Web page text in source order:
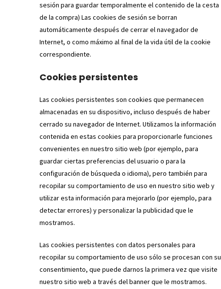
sesión para guardar temporalmente el contenido de la cesta
de la compra) Las cookies de sesión se borran
automáticamente después de cerrar el navegador de
Internet, o como máximo al final de la vida útil de la cookie
correspondiente.
Cookies persistentes
Las cookies persistentes son cookies que permanecen
almacenadas en su dispositivo, incluso después de haber
cerrado su navegador de Internet. Utilizamos la información
contenida en estas cookies para proporcionarle funciones
convenientes en nuestro sitio web (por ejemplo, para
guardar ciertas preferencias del usuario o para la
configuración de búsqueda o idioma), pero también para
recopilar su comportamiento de uso en nuestro sitio web y
utilizar esta información para mejorarlo (por ejemplo, para
detectar errores) y personalizar la publicidad que le
mostramos.
Las cookies persistentes con datos personales para
recopilar su comportamiento de uso sólo se procesan con su
consentimiento, que puede darnos la primera vez que visite
nuestro sitio web a través del banner que le mostramos.